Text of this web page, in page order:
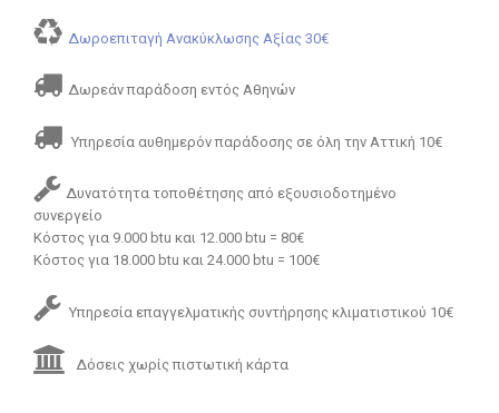
Δωροεπιταγή Ανακύκλωσης Αξίας 30€
Δωρεάν παράδοση εντός Αθηνών
Υπηρεσία αυθημερόν παράδοσης σε όλη την Αττική 10€
Δυνατότητα τοποθέτησης από εξουσιοδοτημένο
συνεργείο
Κόστος για 9.000 btu και 12.000 btu = 80€
Κόστος για 18.000 btu και 24.000 btu = 100€
Υπηρεσία επαγγελματικής συντήρησης κλιματιστικού 10€
Δόσεις χωρίς πιστωτική κάρτα